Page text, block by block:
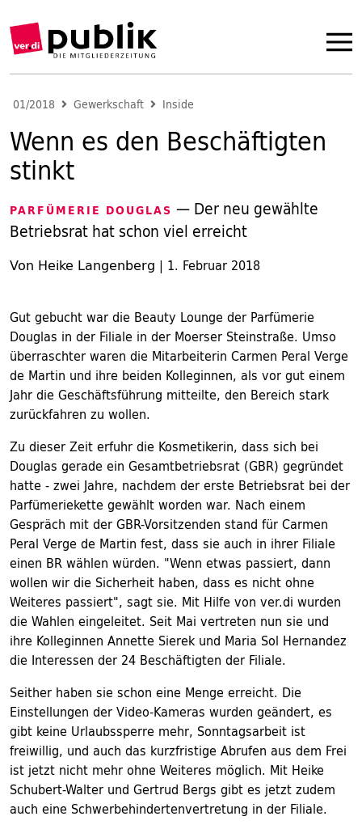
01/2018 Gewerkschaft Inside
Wenn es den Beschäftigten
stinkt
PARFÜMERIE DOUGLAS — Der neu gewählte
Betriebsrat hat schon viel erreicht
Von Heike Langenberg | 1. Februar 2018
Gut gebucht war die Beauty Lounge der Parfümerie
Douglas in der Filiale in der Moerser Steinstraße. Umso
überraschter waren die Mitarbeiterin Carmen Peral Verge
de Martin und ihre beiden Kolleginnen, als vor gut einem
Jahr die Geschäftsführung mitteilte, den Bereich stark
zurückfahren zu wollen.
Zu dieser Zeit erfuhr die Kosmetikerin, dass sich bei
Douglas gerade ein Gesamtbetriebsrat (GBR) gegründet
hatte - zwei Jahre, nachdem der erste Betriebsrat bei der
Parfümeriekette gewählt worden war. Nach einem
Gespräch mit der GBR-Vorsitzenden stand für Carmen
Peral Verge de Martin fest, dass sie auch in ihrer Filiale
einen BR wählen würden. "Wenn etwas passiert, dann
wollen wir die Sicherheit haben, dass es nicht ohne
Weiteres passiert", sagt sie. Mit Hilfe von ver.di wurden
die Wahlen eingeleitet. Seit Mai vertreten nun sie und
ihre Kolleginnen Annette Sierek und Maria Sol Hernandez
die Interessen der 24 Beschäftigten der Filiale.
Seither haben sie schon eine Menge erreicht. Die
Einstellungen der Video-Kameras wurden geändert, es
gibt keine Urlaubssperre mehr, Sonntagsarbeit ist
freiwillig, und auch das kurzfristige Abrufen aus dem Frei
ist jetzt nicht mehr ohne Weiteres möglich. Mit Heike
Schubert-Walter und Gertrud Bergs gibt es jetzt zudem
auch eine Schwerbehindertenvertretung in der Filiale.